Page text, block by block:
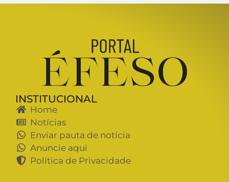
INSTITUCIONAL
Home
Notícias
Enviar pauta de notícia
Anuncie aqui
Política de Privacidade